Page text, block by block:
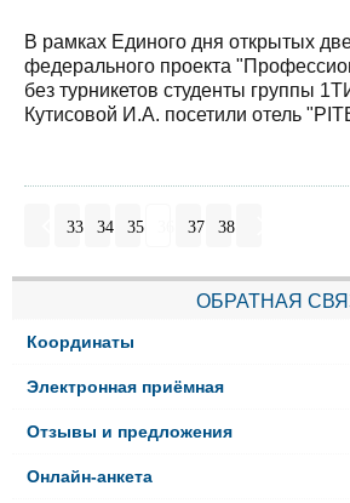
В рамках Единого дня открытых
федерального проекта
без турникетов студенты группы
Кутисовой И.А. посетили отель
33 34 35 37 38
ОБРАТНАЯ
Координаты
Электронная приёмная
Отзывы и предложения
Онлайн-анкета